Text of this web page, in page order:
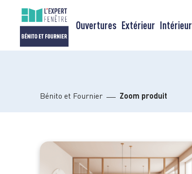
contenu
Ouvertures Extérieur Intérieur
Bénito et Fournier Zoom produit